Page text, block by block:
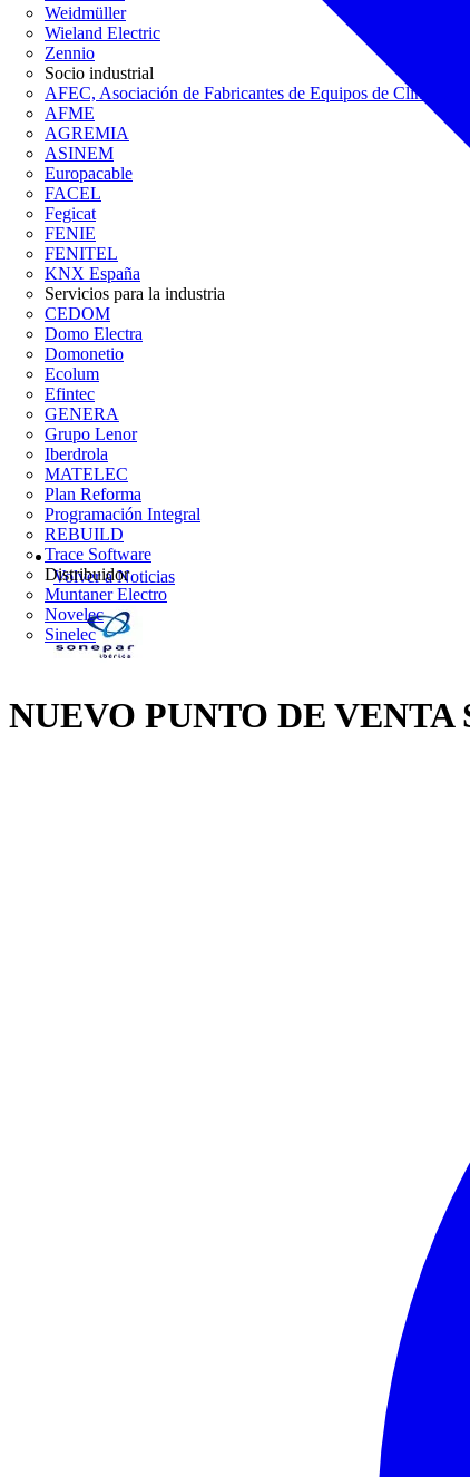
Weidmüller
Wieland Electric
Zennio
Socio industrial
AFEC, Asociación de Fabricantes de Equipos de
AFME
AGREMIA
ASINEM
Europacable
FACEL
Fegicat
FENIE
FENITEL
KNX España
Servicios para la industria
CEDOM
Domo Electra
Domonetio
Ecolum
Efintec
GENERA
Grupo Lenor
Iberdrola
MATELEC
Plan Reforma
Programación Integral
REBUILD
Trace Software
Distribuidor
Muntaner Electro
Novelec
Sinelec
Volver a Noticias
NUEVO PUNTO DE VENTA